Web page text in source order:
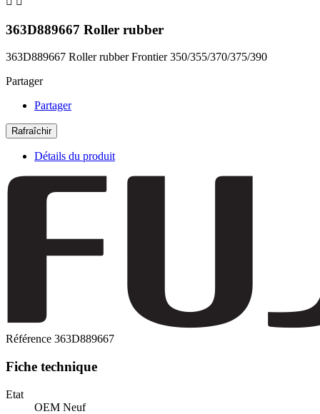
363D889667 Roller rubber
363D889667 Roller rubber Frontier 350/355/370/375/390
Partager
Partager
Détails du produit
Référence 363D889667
Fiche technique
Etat
OEM Neuf